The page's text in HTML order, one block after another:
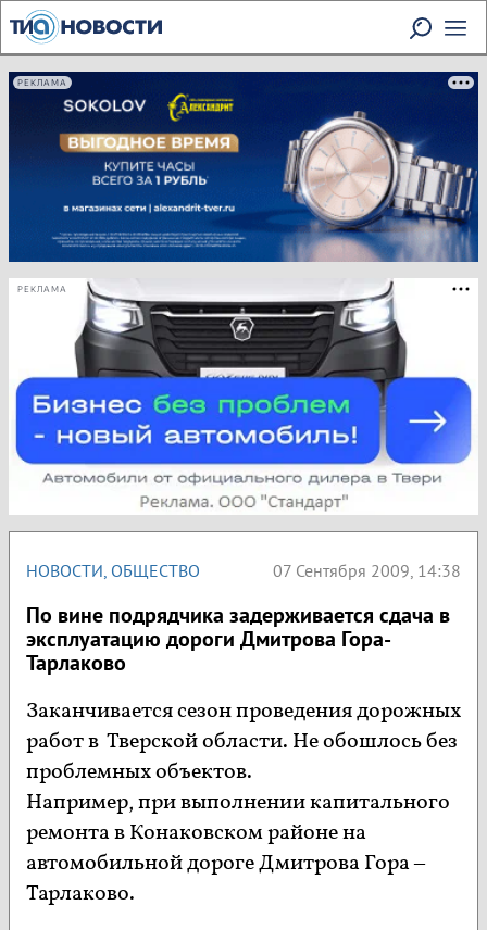
РЕКЛАМА
РЕКЛАМА
НОВОСТИ, ОБЩЕСТВО 07 Сентября 2009, 14:38
По вине подрядчика задерживается сдача в
эксплуатацию дороги Дмитрова Гора-
Тарлаково
Заканчивается сезон проведения дорожных
работ в Тверской области. Не обошлось без
проблемных объектов.
Например, при выполнении капитального
ремонта в Конаковском районе на
автомобильной дороге Дмитрова Гора –
Тарлаково.